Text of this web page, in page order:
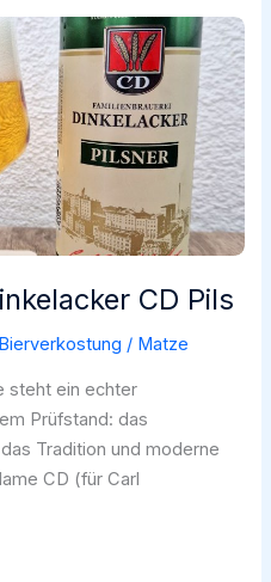
CD Pils
Bierverkostung / Matze
steht ein echter
Prüfstand: das
Tradition und moderne
CD (für Carl